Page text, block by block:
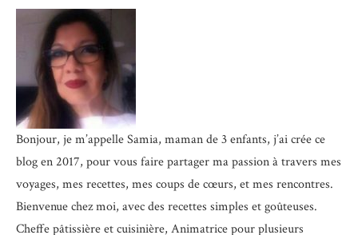
Bonjour, je m’appelle Samia, maman de 3 enfants, j’ai crée ce
blog en 2017, pour vous faire partager ma passion à travers mes
voyages, mes recettes, mes coups de cœurs, et mes rencontres.
Bienvenue chez moi, avec des recettes simples et goûteuses.
Cheffe pâtissière et cuisinière, Animatrice pour plusieurs